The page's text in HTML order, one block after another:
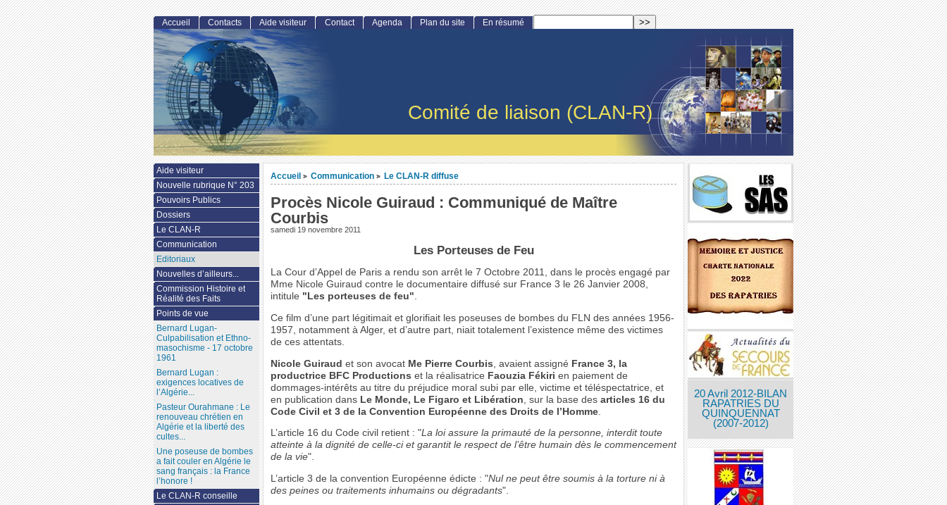
Comité de liaison (CLAN-R)
Accueil > Communication > Le CLAN-R diffuse
Procès Nicole Guiraud : Communiqué de Maître
Courbis
samedi 19 novembre 2011
Les Porteuses de Feu
La Cour d’Appel de Paris a rendu son arrêt le 7 Octobre 2011, dans le procès engagé par
Mme Nicole Guiraud contre le documentaire diffusé sur France 3 le 26 Janvier 2008,
intitule "Les porteuses de feu".
Ce film d’une part légitimait et glorifiait les poseuses de bombes du FLN des années 1956-
1957, notamment à Alger, et d’autre part, niait totalement l’existence même des victimes
de ces attentats.
Nicole Guiraud et son avocat Me Pierre Courbis , avaient assigné France 3, la
productrice BFC Productions et la réalisatrice Faouzia Fékiri en paiement de
dommages-intérêts au titre du préjudice moral subi par elle, victime et téléspectatrice, et
en publication dans Le Monde, Le Figaro et Libération , sur la base des articles 16 du
Code Civil et 3 de la Convention Européenne des Droits de l’Homme.
L’article 16 du Code civil retient : "La loi assure la primauté de la personne, interdit toute
atteinte à la dignité de celle-ci et garantit le respect de l’être humain dès le commencement
de la vie".
L’article 3 de la convention Européenne édicte : "Nul ne peut être soumis à la torture ni à
des peines ou traitements inhumains ou dégradants".
20 Avril 2012-BILAN
RAPATRIES DU
QUINQUENNAT
(2007-2012)
Accueil Contacts Aide visiteur Contact Agenda Plan du site En résumé
Aide visiteur
Nouvelle rubrique N° 203
Pouvoirs Publics
Dossiers
Le CLAN-R
Communication
Editoriaux
Nouvelles d’ailleurs...
Commission Histoire et
Réalité des Faits
Points de vue
Bernard Lugan-
Culpabilisation et Ethno-
masochisme - 17 octobre
1961
Bernard Lugan :
exigences locatives de
l’Algérie...
Pasteur Ourahmane : Le
renouveau chrétien en
Algérie et la liberté des
cultes...
Une poseuse de bombes
a fait couler en Algérie le
sang français : la France
l’honore !
Le CLAN-R conseille